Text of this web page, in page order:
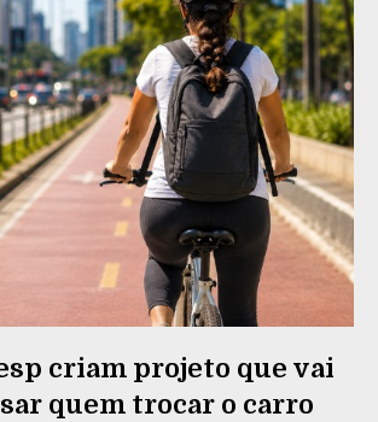
criam projeto que vai
quem trocar o carro